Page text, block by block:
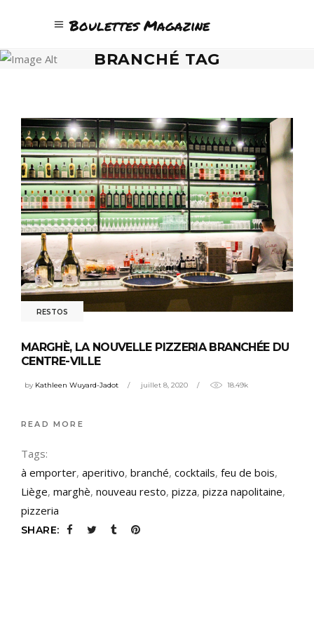
Boulettes Magazine
BRANCHÉ TAG
RESTOS
MARGHÈ, LA NOUVELLE PIZZERIA BRANCHÉE DU
CENTRE-VILLE
by Kathleen Wuyard-Jadot juillet 8, 2020 18.49k
READ MORE
Tags:
à emporter, aperitivo, branché, cocktails, feu de bois,
Liège, marghè, nouveau resto, pizza, pizza napolitaine,
pizzeria
SHARE: